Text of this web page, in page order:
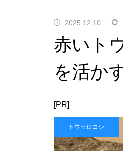
2025.12.10
赤いト
を活か
[PR]
トウモロコシ